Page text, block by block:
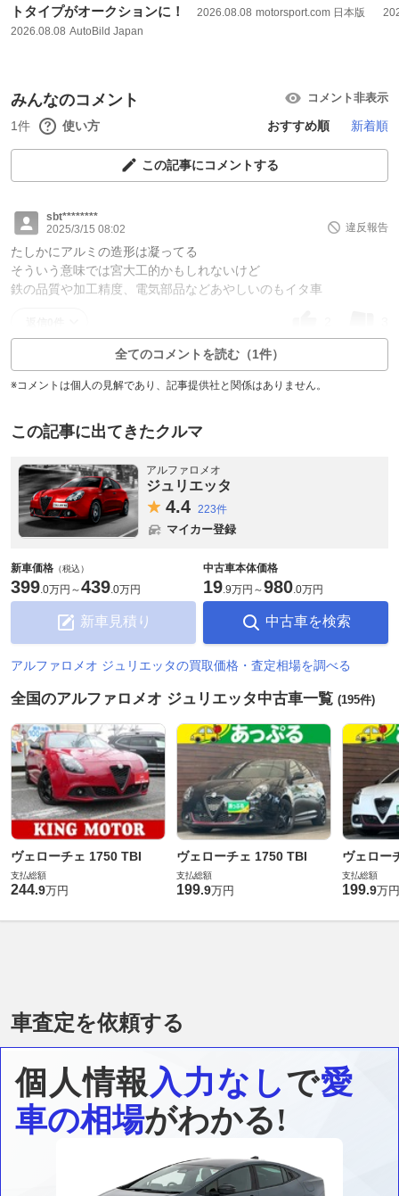
トタイプがオークションに！
2026.08.08 AutoBild Japan
2026.08.08 motorsport.com 日本版
みんなのコメント コメント非表示
1件 使い方 おすすめ順 新着順
この記事にコメントする
sbt********
2025/3/15 08:02
違反報告
たしかにアルミの造形は凝ってる
そういう意味では宮大工的かもしれないけど
鉄の品質や加工精度、電気部品などあやしいのもイタ車
全てのコメントを読む（1件）
※コメントは個人の見解であり、記事提供社と関係はありません。
この記事に出てきたクルマ
アルファロメオ
ジュリエッタ
4.4 223件
マイカー登録
新車価格 （税込）
399.0万円 ～439.0万円
新車見積り
中古車本体価格
19.9万円 ～980.0万円
中古車を検索
アルファロメオ ジュリエッタの買取価格・査定相場を調べる
全国のアルファロメオ ジュリエッタ中古車一覧 (195件)
ヴェローチェ 1750 TBI
支払総額
244.9万円
ヴェローチェ 1750 TBI
支払総額
199.9万円
ヴェロー
支払総額
199.9万円
車査定を依頼する
個人情報入力なしで愛
車の相場がわかる!